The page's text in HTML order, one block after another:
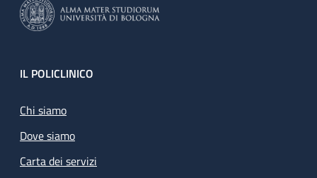
Footer
IL POLICLINICO
Chi siamo
Dove siamo
Carta dei servizi